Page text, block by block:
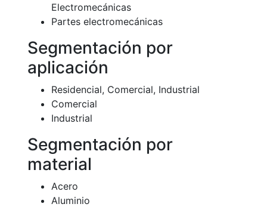
Electromecánicas
Partes electromecánicas
Segmentación por
aplicación
Residencial, Comercial, Industrial
Comercial
Industrial
Segmentación por
material
Acero
Aluminio